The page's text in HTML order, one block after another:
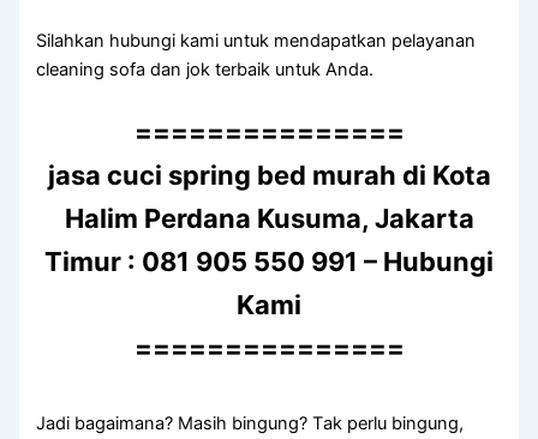
Silahkan hubungi kаmі untuk mendapatkan pelayanan
cleaning sofa dаn jok terbaik untuk Anda.
===============
jasa cuci spring bed murah di Kota
Halim Perdana Kusuma, Jakarta
Timur : 081 905 550 991 – Hubungi
Kami
===============
Jadi bagaimana? Mаѕіh bingung? Tаk perlu bingung,